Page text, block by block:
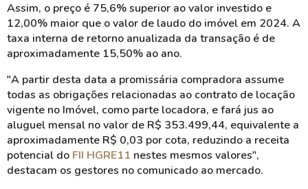
Assim, o preço é 75,6% superior ao valor investido e
12,00% maior que o valor de laudo do imóvel em 2024. A
taxa interna de retorno anualizada da transação é de
aproximadamente 15,50% ao ano.
"A partir desta data a promissária compradora assume
todas as obrigações relacionadas ao contrato de locação
vigente no Imóvel, como parte locadora, e fará jus ao
aluguel mensal no valor de R$ 353.499,44, equivalente a
aproximadamente R$ 0,03 por cota, reduzindo a receita
potencial do FII HGRE11 nestes mesmos valores",
destacam os gestores no comunicado ao mercado.